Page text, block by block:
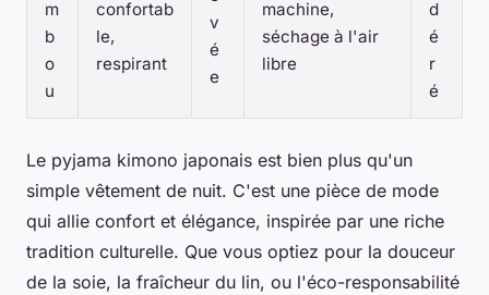
m
b
o
u
confortab
le,
respirant
v
é
e
machine,
séchage à l'air
libre
d
é
r
é
Le pyjama kimono japonais est bien plus qu'un
simple vêtement de nuit. C'est une pièce de mode
qui allie confort et élégance, inspirée par une riche
tradition culturelle. Que vous optiez pour la douceur
de la soie, la fraîcheur du lin, ou l'éco-responsabilité